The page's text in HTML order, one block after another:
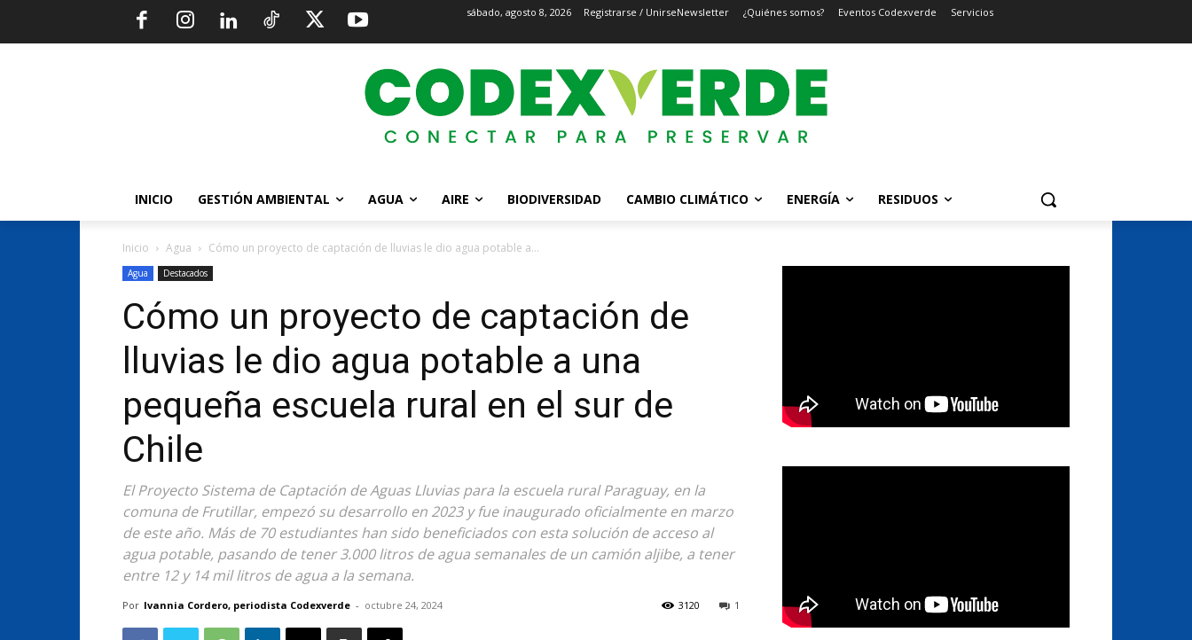
sábado, agosto 8, 2026 Registrarse / UnirseNewsletter ¿Quiénes somos? Eventos Codexverde Servicios
INICIO GESTIÓN AMBIENTAL AGUA AIRE BIODIVERSIDAD CAMBIO CLIMÁTICO ENERGÍA RESIDUOS
Inicio Agua Cómo un proyecto de captación de lluvias le dio agua potable a...
Agua Destacados
Cómo un proyecto de captación de
lluvias le dio agua potable a una
pequeña escuela rural en el sur de
Chile
El Proyecto Sistema de Captación de Aguas Lluvias para la escuela rural Paraguay, en la
comuna de Frutillar, empezó su desarrollo en 2023 y fue inaugurado oficialmente en marzo
de este año. Más de 70 estudiantes han sido beneficiados con esta solución de acceso al
agua potable, pasando de tener 3.000 litros de agua semanales de un camión aljibe, a tener
entre 12 y 14 mil litros de agua a la semana.
Por Ivannia Cordero, periodista Codexverde - octubre 24, 2024 1
3120